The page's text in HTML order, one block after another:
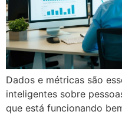
Dados e métricas são
inteligentes sobre
que está funcionando